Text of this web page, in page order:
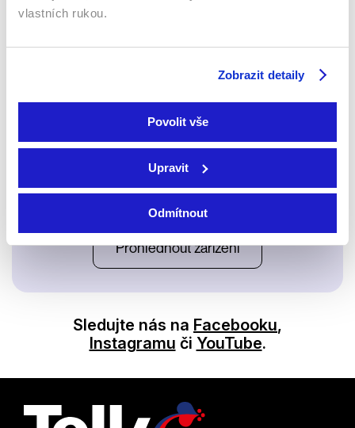
vlastních rukou.
Zobrazit detaily
Povolit vše
Upravit
Odmítnout
Satelit
Prohlédnout zařízení
Sledujte nás na Facebooku,
Instagramu či YouTube.